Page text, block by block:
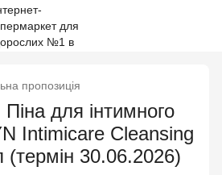
пропозиція
для інтимного
Intimicare Cleansing
30.06.2026)